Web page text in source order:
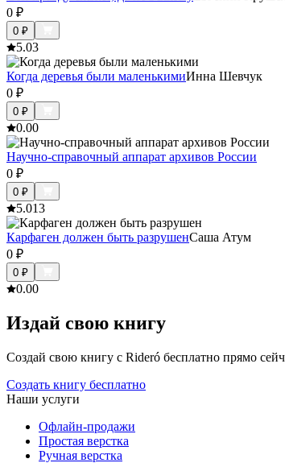
0 ₽
0 ₽
5.03
Когда деревья были маленькимиИнна Шевчук
0 ₽
0 ₽
0.00
Научно-справочный аппарат архивов России
0 ₽
0 ₽
5.013
Карфаген должен быть разрушенСаша Атум
0 ₽
0 ₽
0.00
Издай свою книгу
Создай свою книгу с Rideró бесплатно прямо
Создать книгу бесплатно
Наши услуги
Офлайн-продажи
Простая верстка
Ручная верстка